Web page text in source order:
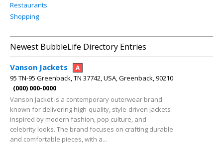
Restaurants
Shopping
Newest BubbleLife Directory Entries
Vanson Jackets A
95 TN-95 Greenback, TN 37742, USA, Greenback, 90210
(000) 000-0000
Vanson Jacket is a contemporary outerwear brand
known for delivering high-quality, style-driven jackets
inspired by modern fashion, pop culture, and
celebrity looks. The brand focuses on crafting durable
and comfortable pieces, with a...